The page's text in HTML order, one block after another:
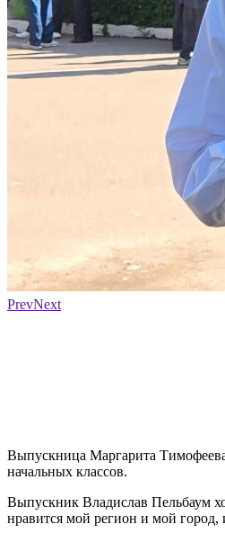
Фото: министерство образования
PrevNext
Выпускница Маргарита Тимофеева
начальных классов.
Выпускник Владислав Пельбаум
нравится мой регион и мой город,